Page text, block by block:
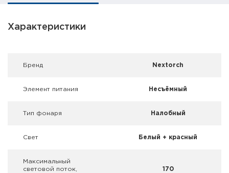
Фальшпатроны
Холодная пристрелка оружия
Аксессуары
Характеристики
Брeнд Nextorch
Элемент питания Несъёмный
Тип фонаря Налобный
Свет Белый + красный
Максимальный
световой поток,
170